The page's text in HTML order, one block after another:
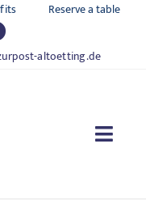
Reserve a table
altoetting.de